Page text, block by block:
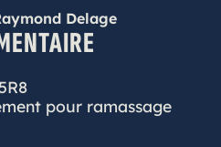
Delage
pour ramassage